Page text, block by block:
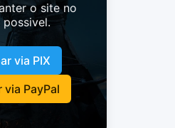
o site no
possivel.
via PIX
via PayPal